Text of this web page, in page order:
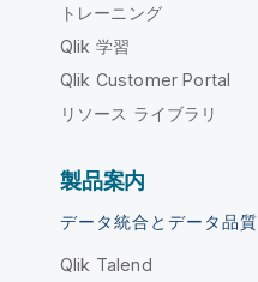
トレーニング
Qlik 学習
Qlik Customer Portal
リソース ライブラリ
製品案内
データ統合とデータ品質
Qlik Talend